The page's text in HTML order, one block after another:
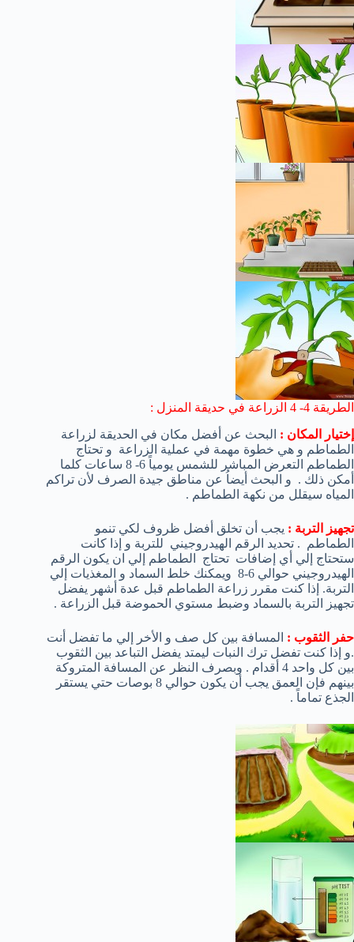
الطريقة 4- 4 الزراعة في حديقة المنزل :
إختيار المكان : البحث عن أفضل مكان في الحديقة لزراعة
الطماطم و هي خطوة مهمة في عملية الزراعة و تحتاج
الطماطم التعرض المباشر للشمس يومياً 6- 8 ساعات كلما
أمكن ذلك . و البحث أيضاُ عن مناطق جيدة الصرف لأن تراكم
المياه سيقلل من نكهة الطماطم .
تجهيز التربة : يجب أن تخلق أفضل ظروف لكي تنمو
الطماطم . تحديد الرقم الهيدروجيني للتربة و إذا كانت
ستحتاج إلي أي إضافات تحتاج الطماطم إلي ان يكون الرقم
الهيدروجيني حوالي 6-8 ويمكنك خلط السماد و المغذيات إلي
التربة. إذا كنت مقرر زراعة الطماطم قبل عدة أشهر يفضل
تجهيز التربة بالسماد وضبط مستوي الحموضة قبل الزراعة .
حفر الثقوب : المسافة بين كل صف و الأخر إلي ما تفضل أنت
.و إذا كنت تفضل ترك النبات ليمتد يفضل التباعد بين الثقوب
بين كل واحد 4 أقدام . وبصرف النظر عن المسافة المتروكة
بينهم فإن العمق يجب أن يكون حوالي 8 بوصات حتي يستقر
الجذع تماماً .